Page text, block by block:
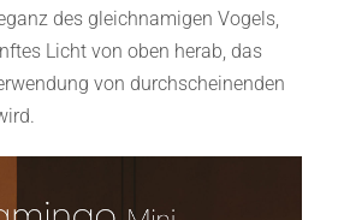
des gleichnamigen Vogels,
Licht von oben herab, das
von durchscheinenden